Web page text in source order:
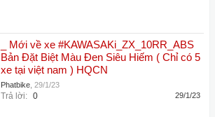
_ Mới về xe #KAWASAKi_ZX_10RR_ABS
Bản Đặt Biệt Màu Đen Siêu Hiếm ( Chỉ có 5
xe tại việt nam ) HQCN
Phatbike 29/1/23
Trả lời: 0 29/1/23